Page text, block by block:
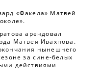
«Факела» Матвей
арендовал
Матвея Ивахнова.
нынешнего
за сине-белых
действиями